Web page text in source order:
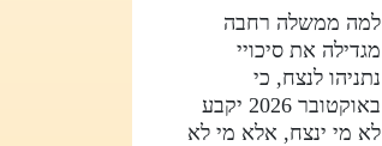
למה ממשלה רחבה
מגדילה את סיכויי
נתניהו לנצח, כי
באוקטובר 2026 יקבע
לא מי ינצח, אלא מי לא